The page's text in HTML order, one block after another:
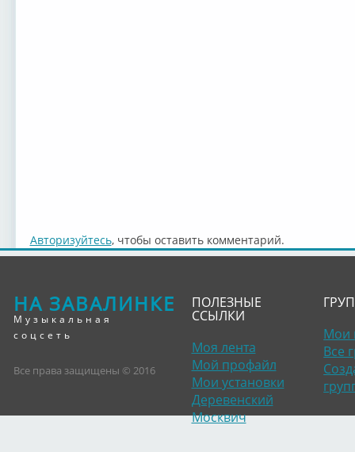
Авторизуйтесь, чтобы оставить комментарий.
НА ЗАВАЛИНКЕ
Музыкальная
соцсеть
Все права защищены © 2016
ПОЛЕЗНЫЕ
ССЫЛКИ
Моя лента
Мой профайл
Мои установки
Деревенский
Москвич
Мои
Все